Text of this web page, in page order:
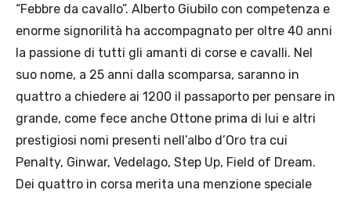
“Febbre da cavallo”. Alberto Giubilo con competenza e
enorme signorilità ha accompagnato per oltre 40 anni
la passione di tutti gli amanti di corse e cavalli. Nel
suo nome, a 25 anni dalla scomparsa, saranno in
quattro a chiedere ai 1200 il passaporto per pensare in
grande, come fece anche Ottone prima di lui e altri
prestigiosi nomi presenti nell’albo d’Oro tra cui
Penalty, Ginwar, Vedelago, Step Up, Field of Dream.
Dei quattro in corsa merita una menzione speciale